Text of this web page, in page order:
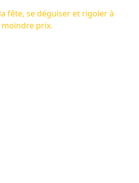
fête, se déguiser et rigoler à
moindre prix.